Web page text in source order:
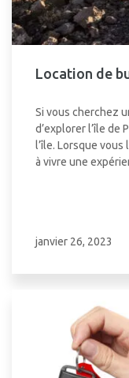
Location de
Si vous cherchez
d’explorer l’île de
l’île. Lorsque
à vivre une
janvier 26, 2023